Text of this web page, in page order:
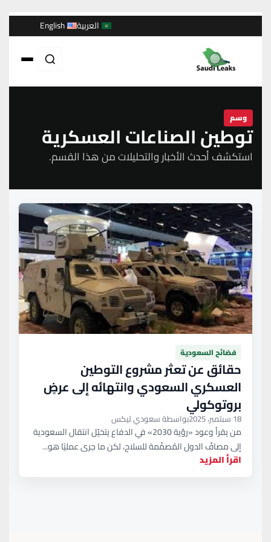
العربية English
وسم
توطين الصناعات العسكرية
استكشف أحدث الأخبار والتحليلات من هذا القسم.
فضائح السعودية
حقائق عن تعثر مشروع التوطين
العسكري السعودي وانتهائه إلى عرضٍ
بروتوكولي
18 سبتمبر، 2025 بواسطة سعودي ليكس
من يقرأ وعود «رؤية 2030» في الدفاع يتخيّل انتقال السعودية
إلى مصافّ الدول المُصمِّمة للسلاح، لكن ما جرى عمليًا هو...
اقرأ المزيد